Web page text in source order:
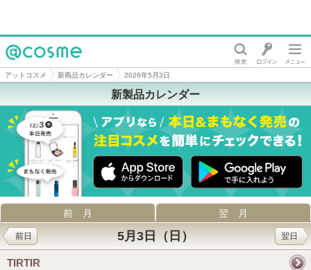
@cosme
アットコスメ 新商品カレンダー 2026年5月3日
新製品カレンダー
前月 翌月
前日 翌日
5月3日（日）
TIRTIR